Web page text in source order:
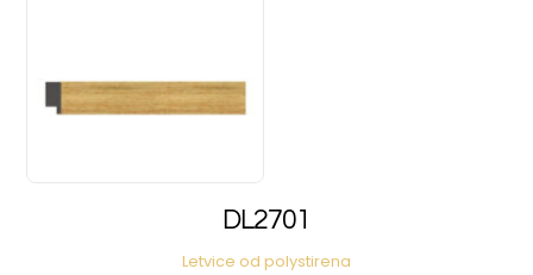
DL2701
Letvice od polystirena